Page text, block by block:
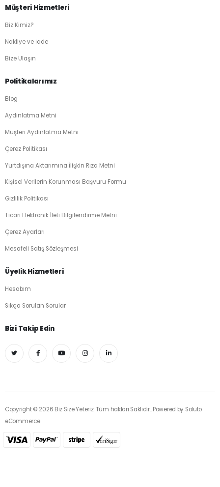
Müşteri Hizmetleri
Biz Kimiz?
Nakliye ve İade
Bize Ulaşın
Politikalarımız
Blog
Aydınlatma Metni
Müşteri Aydınlatma Metni
Çerez Politikası
Yurtdışına Aktarımına İlişkin Rıza Metni
Kişisel Verilerin Korunması Başvuru Formu
Gizlilik Politikası
Ticari Elektronik İleti Bilgilendirme Metni
Çerez Ayarları
Mesafeli Satış Sözleşmesi
Üyelik Hizmetleri
Hesabım
Sıkça Sorulan Sorular
Bizi Takip Edin
Copyright © 2026 Biz Size Yeteriz. Tüm hakları Saklıdır.. Powered by Soluto
eCommerce